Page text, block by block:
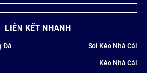
cũng trở thành cuộc đua khốc liệt giữa
tế như Qatar, Saudi Arabia hay Trung
hình ảnh đất nước thông qua bóng đá.
và những kỷ lục vô tiền
LIÊN KẾT NHANH
Đá Soi Kèo Nhà Cái
Kèo Nhà Cái